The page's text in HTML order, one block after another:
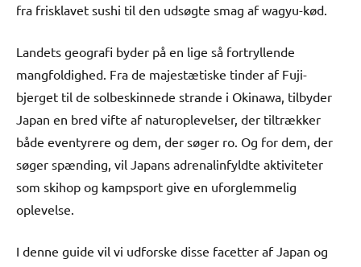
fra frisklavet sushi til den udsøgte smag af wagyu-kød.
Landets geografi byder på en lige så fortryllende
mangfoldighed. Fra de majestætiske tinder af Fuji-
bjerget til de solbeskinnede strande i Okinawa, tilbyder
Japan en bred vifte af naturoplevelser, der tiltrækker
både eventyrere og dem, der søger ro. Og for dem, der
søger spænding, vil Japans adrenalinfyldte aktiviteter
som skihop og kampsport give en uforglemmelig
oplevelse.
I denne guide vil vi udforske disse facetter af Japan og